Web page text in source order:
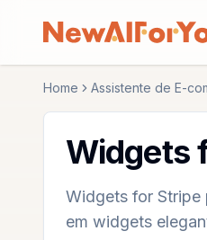
Home Assistente de E-
Widgets
Widgets for Stripe
em widgets